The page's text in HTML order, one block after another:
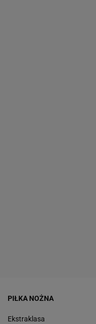
PIŁKA NOŻNA
Ekstraklasa